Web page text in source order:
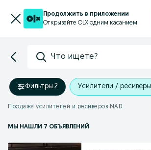
Продолжить в приложении
Открывайте OLX одним касанием
Что ищете?
Фильтры·2 Усилители / ресиверы
Продажа усилителей и ресиверов NAD
МЫ НАШЛИ 7 ОБЪЯВЛЕНИЙ